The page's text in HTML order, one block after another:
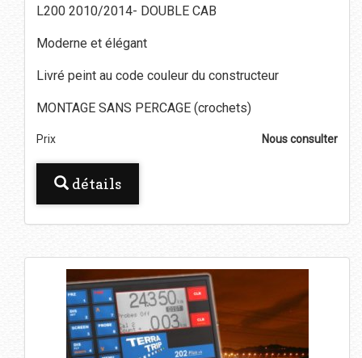
L200 2010/2014- DOUBLE CAB
Moderne et élégant
Livré peint au code couleur du constructeur
MONTAGE SANS PERCAGE (crochets)
Prix Nous consulter
détails